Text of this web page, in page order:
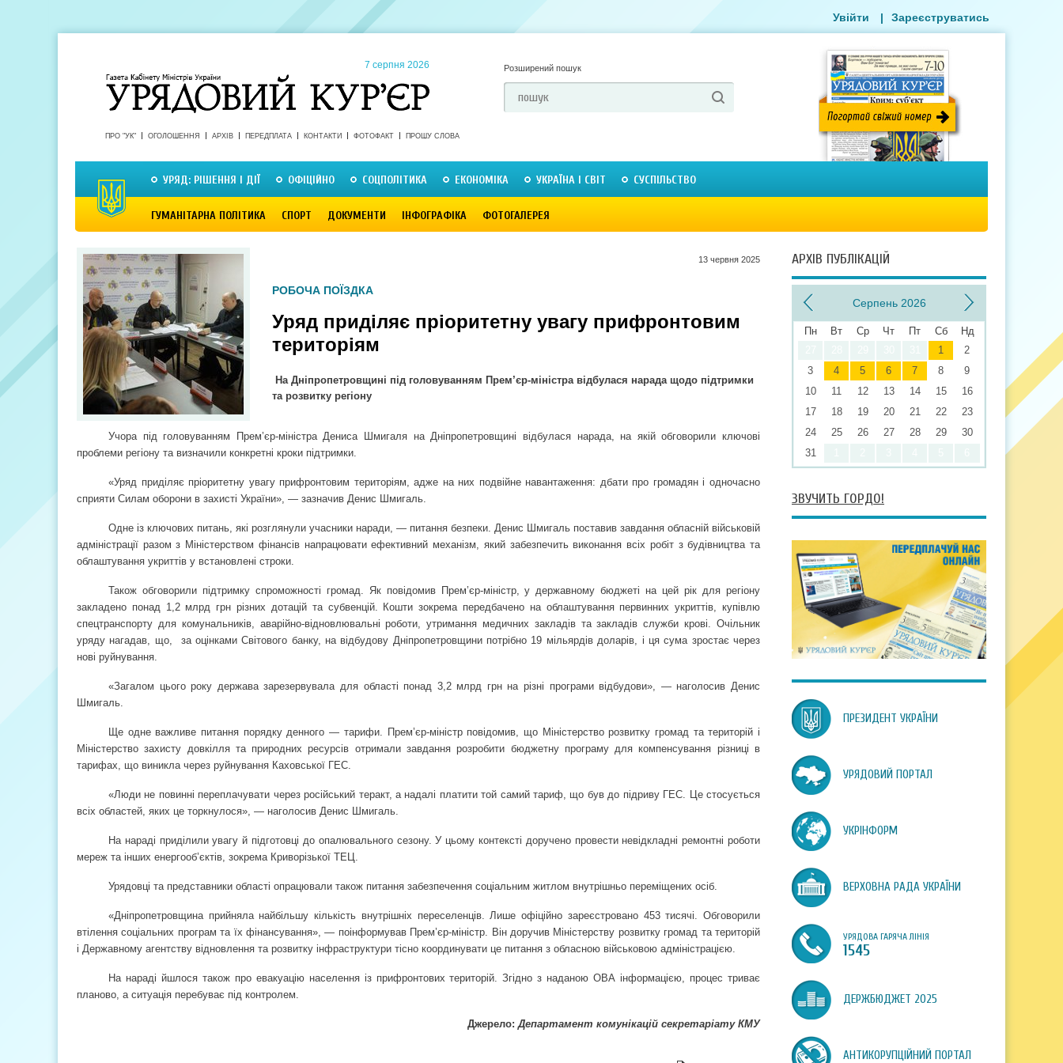
7 серпня 2026 Розширений пошук
ПРО "УК" ОГОЛОШЕННЯ АРХІВ ПЕРЕДПЛАТА КОНТАКТИ ФОТОФАКТ ПРОШУ СЛОВА
УРЯД: РІШЕННЯ І ДІЇ ОФІЦІЙНО СОЦПОЛІТИКА ЕКОНОМІКА УКРАЇНА І СВІТ СУСПІЛЬСТВО
ГУМАНІТАРНА ПОЛІТИКА СПОРТ ДОКУМЕНТИ ІНФОГРАФІКА ФОТОГАЛЕРЕЯ
Увійти | Зареєструватись
13 червня 2025
РОБОЧА ПОЇЗДКА
Уряд приділяє пріоритетну увагу прифронтовим
територіям
На Дніпропетровщині під головуванням Прем’єр-міністра відбулася нарада щодо підтримки
та розвитку регіону
Учора під головуванням Прем’єр-міністра Дениса Шмигаля на Дніпропетровщині відбулася нарада, на якій обговорили ключові
проблеми регіону та визначили конкретні кроки підтримки.
«Уряд приділяє пріоритетну увагу прифронтовим територіям, адже на них подвійне навантаження: дбати про громадян і одночасно
сприяти Силам оборони в захисті України», — зазначив Денис Шмигаль.
Одне із ключових питань, які розглянули учасники наради, — питання безпеки. Денис Шмигаль поставив завдання обласній військовій
адміністрації разом з Міністерством фінансів напрацювати ефективний механізм, який забезпечить виконання всіх робіт з будівництва та
облаштування укриттів у встановлені строки.
Також обговорили підтримку спроможності громад. Як повідомив Прем’єр-міністр, у державному бюджеті на цей рік для регіону
закладено понад 1,2 млрд грн різних дотацій та субвенцій. Кошти зокрема передбачено на облаштування первинних укриттів, купівлю
спецтранспорту для комунальників, аварійно-відновлювальні роботи, утримання медичних закладів та закладів служби крові. Очільник
уряду нагадав, що,
за оцінками Світового банку, на відбудову Дніпропетровщини потрібно 19 мільярдів доларів, і ця сума зростає через
нові руйнування.
«Загалом цього року держава зарезервувала для області понад 3,2 млрд грн на різні програми відбудови», — наголосив Денис
Шмигаль.
Ще одне важливе питання порядку денного — тарифи. Прем’єр-міністр повідомив, що Міністерство розвитку громад та територій і
Міністерство захисту довкілля та природних ресурсів отримали завдання розробити бюджетну програму для компенсування різниці в
тарифах, що виникла через руйнування Каховської ГЕС.
«Люди не повинні переплачувати через російський теракт, а надалі платити той самий тариф, що був до підриву ГЕС. Це стосується
всіх областей, яких це торкнулося», — наголосив Денис Шмигаль.
На нараді приділили увагу й підготовці до опалювального сезону. У цьому контексті доручено провести невідкладні ремонтні роботи
мереж та інших енергооб’єктів, зокрема Криворізької ТЕЦ.
Урядовці та представники області опрацювали також питання забезпечення соціальним житлом внутрішньо переміщених осіб.
«Дніпропетровщина прийняла найбільшу кількість внутрішніх переселенців. Лише офіційно зареєстровано 453 тисячі. Обговорили
втілення соціальних програм та їх фінансування», — поінформував Прем’єр-міністр. Він доручив Міністерству розвитку громад та територій
і Державному агентству відновлення та розвитку інфраструктури тісно координувати це питання з обласною військовою адміністрацією.
На нараді йшлося також про евакуацію населення із прифронтових територій. Згідно з наданою ОВА інформацією, процес триває
планово, а ситуація перебуває під контролем.
Джерело:Департамент комунікацій секретаріату КМУ
АРХІВ ПУБЛІКАЦІЙ
Серпень 2026
Пн Вт Ср Чт Пт Сб
Нд
1
2
3
4 5 6 7 8
9
10
11 12 13 14 15
16
17
18 19 20 21 22
23
24
25 26 27 28 29
30
31
ЗВУЧИТЬ ГОРДО!
ПРЕЗИДЕНТ УКРАЇНИ
УРЯДОВИЙ ПОРТАЛ
УКРІНФОРМ
ВЕРХОВНА РАДА УКРАЇНИ
УРЯДОВА ГАРЯЧА ЛІНІЯ
1545
ДЕРЖБЮДЖЕТ 2025
АНТИКОРУПЦІЙНИЙ ПОРТАЛ